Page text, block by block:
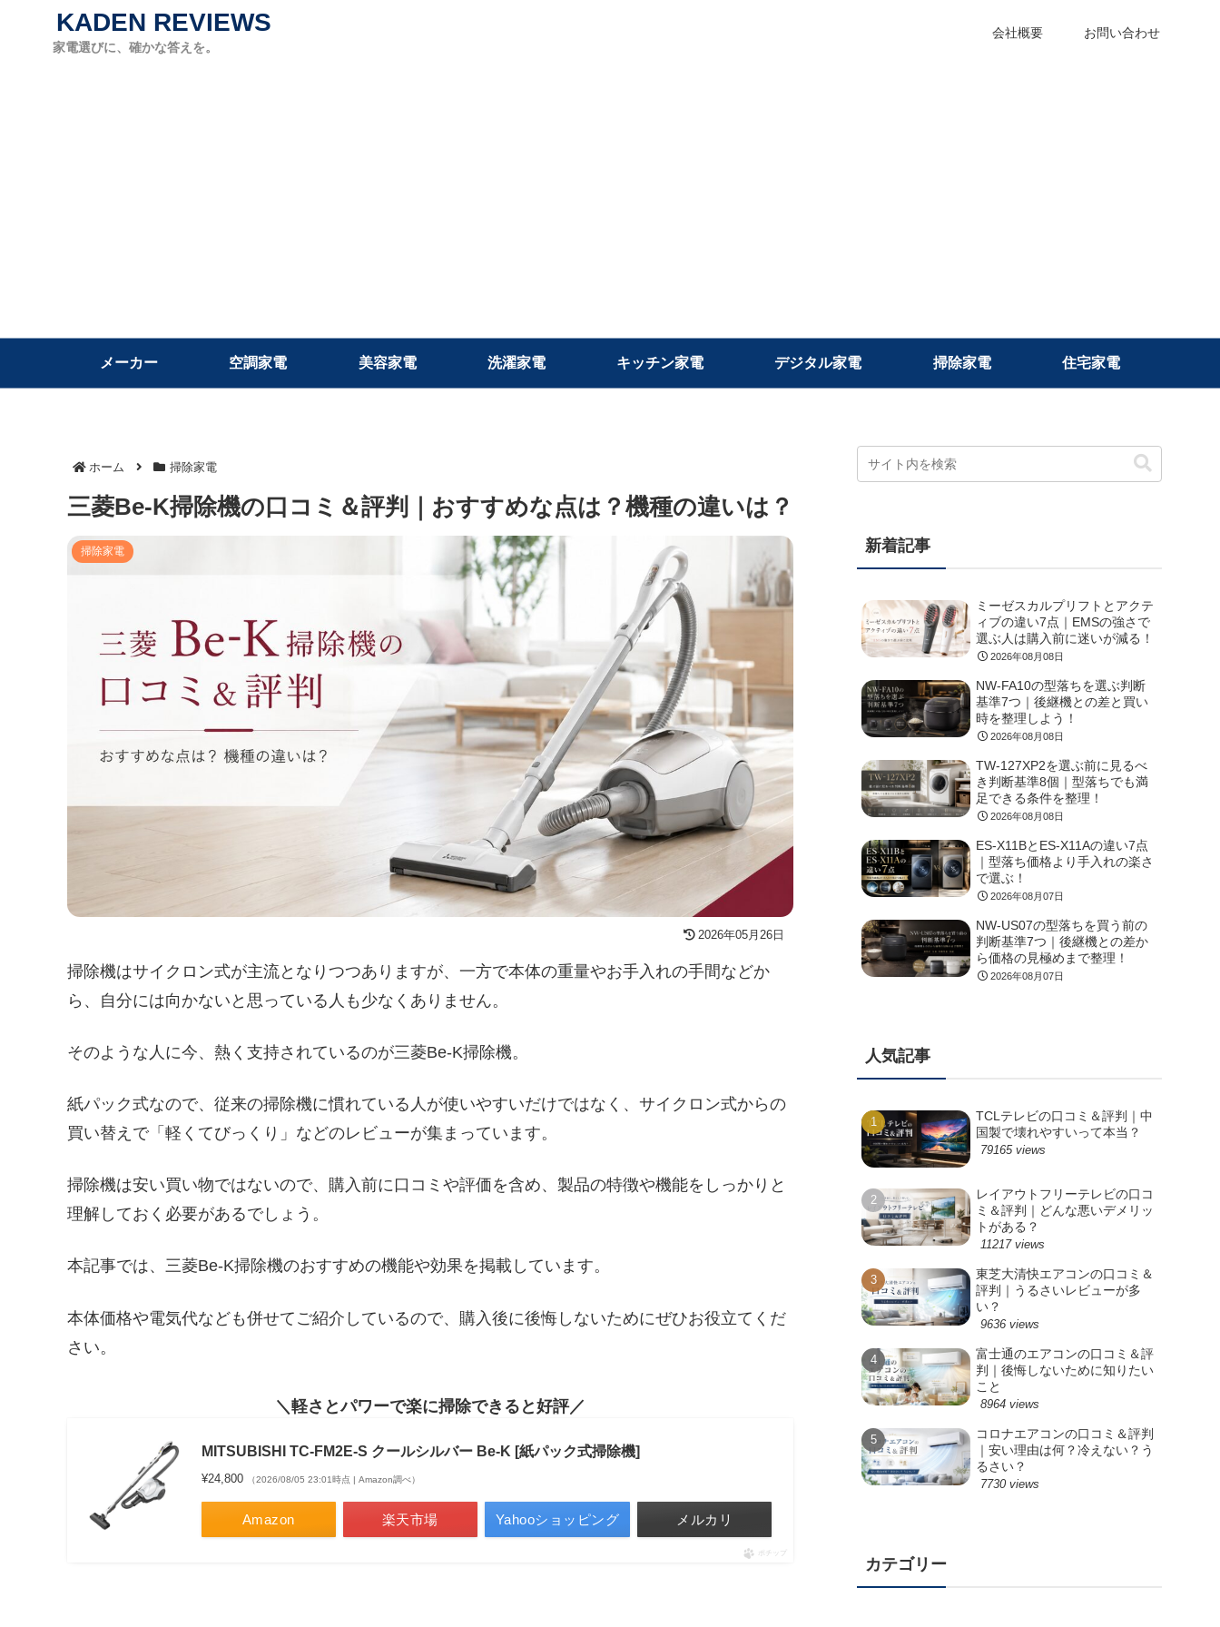
家電選びに、確かな答えを。
KADEN REVIEWS 会社概要 お問い合わせ
メーカー 空調家電 美容家電 洗濯家電 キッチン家電 デジタル家電 掃除家電 住宅家電
ホーム 掃除家電
三菱Be-K掃除機の口コミ＆評判｜おすすめな点は？機種の違いは？
掃除家電
2026年05月26日
掃除機はサイクロン式が主流となりつつありますが、一方で本体の重量やお手入れの手間などか
ら、自分には向かないと思っている人も少なくありません。
そのような人に今、熱く支持されているのが三菱Be-K掃除機。
紙パック式なので、従来の掃除機に慣れている人が使いやすいだけではなく、サイクロン式からの
買い替えで「軽くてびっくり」などのレビューが集まっています。
掃除機は安い買い物ではないので、購入前に口コミや評価を含め、製品の特徴や機能をしっかりと
理解しておく必要があるでしょう。
本記事では、三菱Be-K掃除機のおすすめの機能や効果を掲載しています。
本体価格や電気代なども併せてご紹介しているので、購入後に後悔しないためにぜひお役立てくだ
さい。
軽さとパワーで楽に掃除できると好評
MITSUBISHI TC-FM2E-S クールシルバー Be-K [紙パック式掃除機]
¥24,800 （2026/08/05 23:01時点 | Amazon調べ）
Amazon 楽天市場 Yahooショッピング メルカリ
ポチップ
新着記事
ミーゼスカルプリフトとアクテ
ィブの違い7点｜EMSの強さで
選ぶ人は購入前に迷いが減る！
2026年08月08日
NW-FA10の型落ちを選ぶ判断
基準7つ｜後継機との差と買い
時を整理しよう！
2026年08月08日
TW-127XP2を選ぶ前に見るべ
き判断基準8個｜型落ちでも満
足できる条件を整理！
2026年08月08日
ES-X11BとES-X11Aの違い7点
｜型落ち価格より手入れの楽さ
で選ぶ！
2026年08月07日
NW-US07の型落ちを買う前の
判断基準7つ｜後継機との差か
ら価格の見極めまで整理！
2026年08月07日
人気記事
TCLテレビの口コミ＆評判｜中
国製で壊れやすいって本当？
79165 views
レイアウトフリーテレビの口コ
ミ＆評判｜どんな悪いデメリッ
トがある？
11217 views
東芝大清快エアコンの口コミ＆
評判｜うるさいレビューが多
い？
9636 views
富士通のエアコンの口コミ＆評
判｜後悔しないために知りたい
こと
8964 views
コロナエアコンの口コミ＆評判
｜安い理由は何？冷えない？う
るさい？
7730 views
カテゴリー